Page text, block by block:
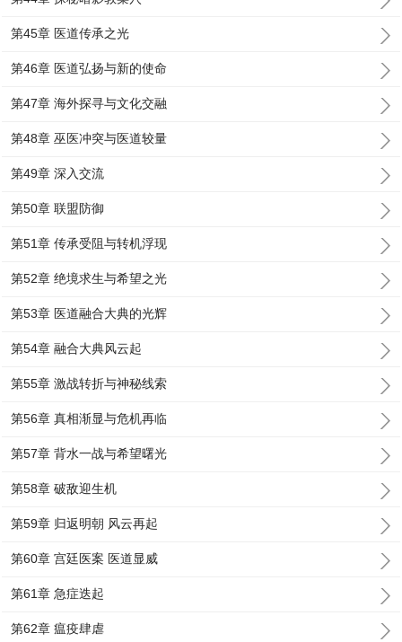
第45章 医道传承之光
第46章 医道弘扬与新的使命
第47章 海外探寻与文化交融
第48章 巫医冲突与医道较量
第49章 深入交流
第50章 联盟防御
第51章 传承受阻与转机浮现
第52章 绝境求生与希望之光
第53章 医道融合大典的光辉
第54章 融合大典风云起
第55章 激战转折与神秘线索
第56章 真相渐显与危机再临
第57章 背水一战与希望曙光
第58章 破敌迎生机
第59章 归返明朝 风云再起
第60章 宫廷医案 医道显威
第61章 急症迭起
第62章 瘟疫肆虐